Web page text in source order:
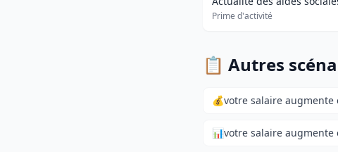
Prime d'activité
📋 Autres
💰votre salaire augmente
📊votre salaire augmente